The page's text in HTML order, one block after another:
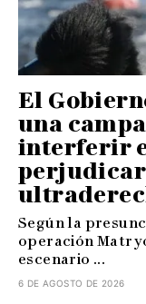
El
una
interferir
perjudicar
Según la
operación
escenario ...
6 DE AGOSTO DE 2026